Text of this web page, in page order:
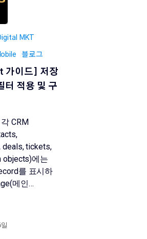
MKT
블로그
가이드] 저장
터 적용 및 구
CRM
deals, tickets,
objects)에는
를 표시하
메인…